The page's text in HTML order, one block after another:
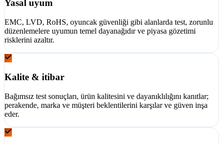
Yasal uyum
EMC, LVD, RoHS, oyuncak güvenliği gibi alanlarda test, zorunlu
düzenlemelere uyumun temel dayanağıdır ve piyasa gözetimi
risklerini azaltır.
Kalite & itibar
Bağımsız test sonuçları, ürün kalitesini ve dayanıklılığını kanıtlar;
perakende, marka ve müşteri beklentilerini karşılar ve güven inşa
eder.